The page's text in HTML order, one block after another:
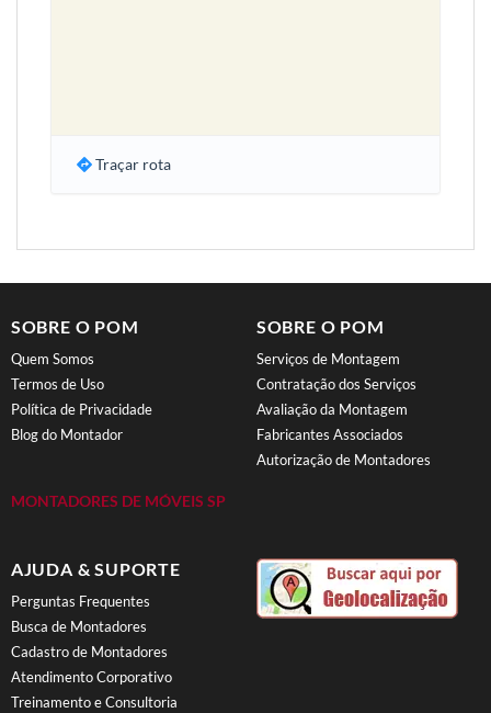
Traçar rota
SOBRE O POM
Quem Somos
Termos de Uso
Política de Privacidade
Blog do Montador
MONTADORES DE MÓVEIS SP
SOBRE O POM
Serviços de Montagem
Contratação dos Serviços
Avaliação da Montagem
Fabricantes Associados
Autorização de Montadores
AJUDA & SUPORTE
Perguntas Frequentes
Busca de Montadores
Cadastro de Montadores
Atendimento Corporativo
Treinamento e Consultoria